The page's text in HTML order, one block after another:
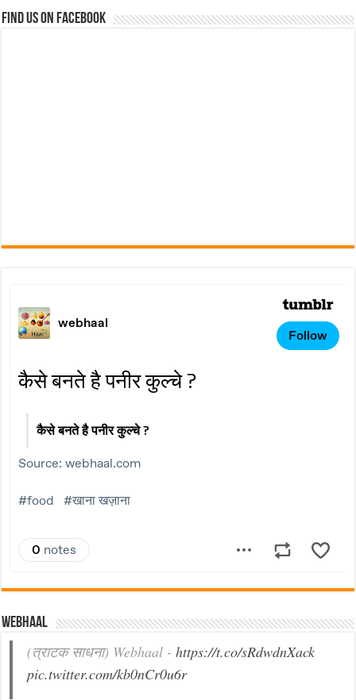
Find us on Facebook
Webhaal
(त्राटक साधना) Webhaal -https://t.co/sRdwdnXack
pic.twitter.com/kb0nCr0u6r